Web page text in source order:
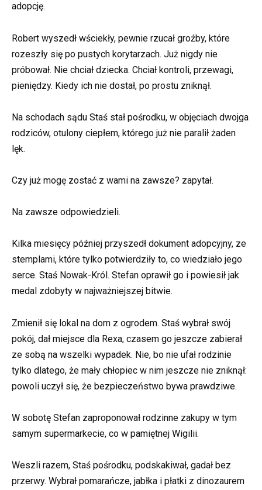
adopcję.
Robert wyszedł wściekły, pewnie rzucał groźby, które
rozeszły się po pustych korytarzach. Już nigdy nie
próbował. Nie chciał dziecka. Chciał kontroli, przewagi,
pieniędzy. Kiedy ich nie dostał, po prostu zniknął.
Na schodach sądu Staś stał pośrodku, w objęciach dwojga
rodziców, otulony ciepłem, którego już nie paralił żaden
lęk.
Czy już mogę zostać z wami na zawsze? zapytał.
Na zawsze odpowiedzieli.
Kilka miesięcy później przyszedł dokument adopcyjny, ze
stemplami, które tylko potwierdziły to, co wiedziało jego
serce. Staś Nowak-Król. Stefan oprawił go i powiesił jak
medal zdobyty w najważniejszej bitwie.
Zmienił się lokal na dom z ogrodem. Staś wybrał swój
pokój, dał miejsce dla Rexa, czasem go jeszcze zabierał
ze sobą na wszelki wypadek. Nie, bo nie ufał rodzinie
tylko dlatego, że mały chłopiec w nim jeszcze nie zniknął:
powoli uczył się, że bezpieczeństwo bywa prawdziwe.
W sobotę Stefan zaproponował rodzinne zakupy w tym
samym supermarkecie, co w pamiętnej Wigilii.
Weszli razem, Staś pośrodku, podskakiwał, gadał bez
przerwy. Wybrał pomarańcze, jabłka i płatki z dinozaurem